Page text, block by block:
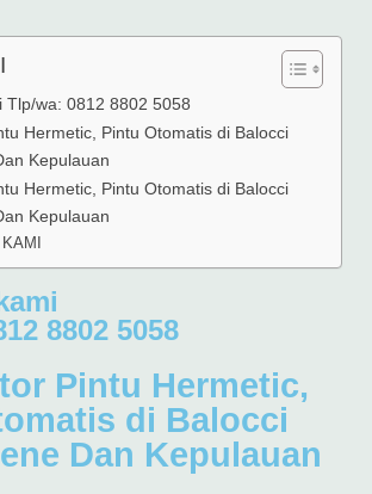
Tlp/wa: 0812 8802 5058
Hermetic, Pintu Otomatis di Balocci
Kepulauan
Hermetic, Pintu Otomatis di Balocci
Kepulauan
8802 5058
Pintu Hermetic,
di Balocci
Dan Kepulauan